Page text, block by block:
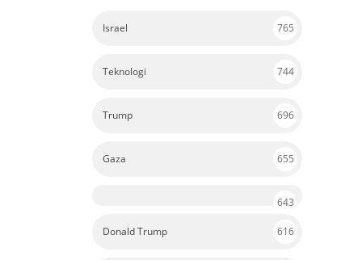
Israel 765
Teknologi 744
Trump 696
Gaza 655
643
Donald Trump 616